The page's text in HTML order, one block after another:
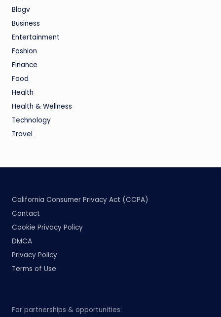
Blogv
Business
Entertainment
Fashion
Finance
Food
Health
Health & Wellness
Technology
Travel
California Consumer Privacy Act (CCPA)
Contact
Cookie Privacy Policy
DMCA
Privacy Policy
Terms of Use
For partnerships & opportunities: